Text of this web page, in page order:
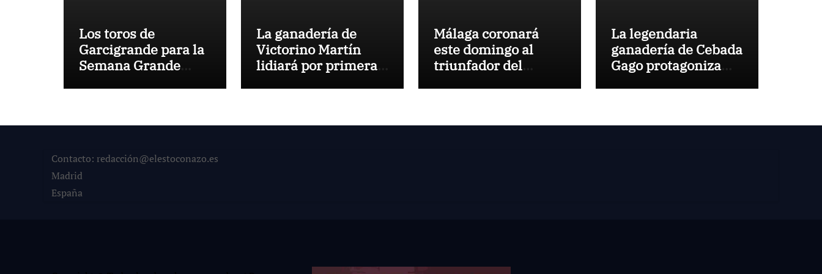
Los toros de
Garcigrande para la
Semana Grande
La ganadería de
Victorino Martín
lidiará por primera
conmemorativa de
Málaga coronará
este domingo al
triunfador del
La legendaria
ganadería de Cebada
Gago protagoniza
Contacto: redacción@elestoconazo.es
Madrid
España